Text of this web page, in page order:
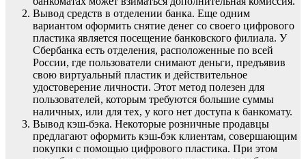
Вывод средств в отделении банка. Еще одним
вариантом оформить снятие денег со своего цифрового
пластика является посещение банковского филиала. У
Сбербанка есть отделения, расположенные по всей
России, где пользователи снимают деньги, предъявив
свою виртуальный пластик и действительное
удостоверение личности. Этот метод полезен для
пользователей, которым требуются большие суммы
наличных, или для тех, у кого нет доступа к банкомату.
Вывод кэш-бэка. Некоторые розничные продавцы
предлагают оформить кэш-бэк клиентам, совершающим
покупки с помощью цифрового пластика. При этом